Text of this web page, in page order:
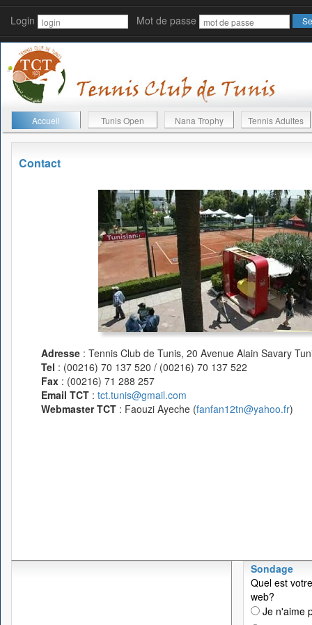
Login Mot de passe
Accueil Tunis Open Nana Trophy Tennis Adultes
Contact
Adresse : Tennis Club de Tunis, 20 Avenue Alain Savary
Tel : (00216) 70 137 520 / (00216) 70 137 522
Fax : (00216) 71 288 257
Email TCT : tct.tunis@gmail.com
Webmaster TCT : Faouzi Ayeche (fanfan12tn@yahoo.fr)
Sondage
Quel est
web?
Je n'aime